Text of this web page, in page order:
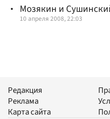
Мозякин и
10 апреля 2008, 22:03
Редакция
Реклама
Карта сайта